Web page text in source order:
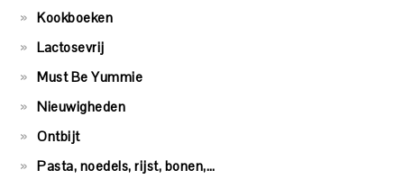
Kookboeken
Lactosevrij
Must Be Yummie
Nieuwigheden
Ontbijt
Pasta, noedels, rijst, bonen,…